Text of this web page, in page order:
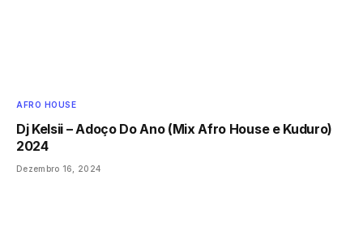
AFRO HOUSE
Dj Kelsii – Adoço Do Ano (Mix Afro House e Kuduro)
2024
Dezembro 16, 2024